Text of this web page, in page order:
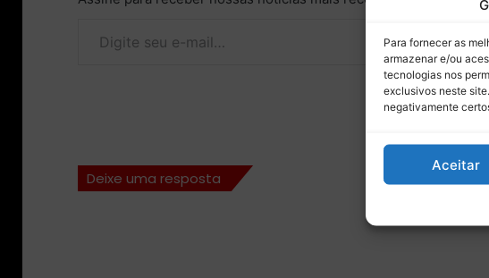
Para fornecer as
armazenar e/ou
tecnologias nos
exclusivos neste
negativamente
Aceitar
Deixe uma resposta